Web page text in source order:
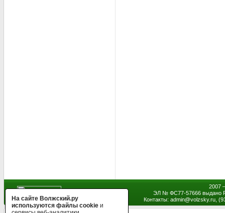
2007
ЭЛ № ФС77-57666 выдано
Контакты: admin@volzsky.ru,
На сайте Волжский.ру
используются файлы cookie и